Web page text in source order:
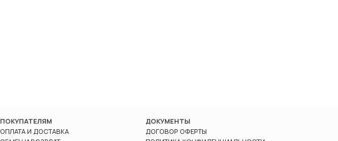
ПОКУПАТЕЛЯМ
ОПЛАТА И ДОСТАВКА
ДОКУМЕНТЫ
ДОГОВОР ОФЕРТЫ